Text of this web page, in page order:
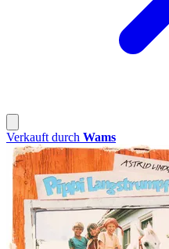
Verkauft durch Wams